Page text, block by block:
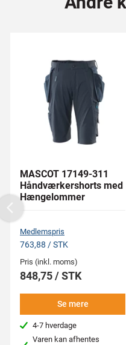
MASCOT 17149-311
Håndværkershorts med
Hængelommer
Medlemspris
763,88 / STK
Pris (inkl. moms)
848,75 / STK
Se mere
4-7 hverdage
Varen kan afhentes
Previous